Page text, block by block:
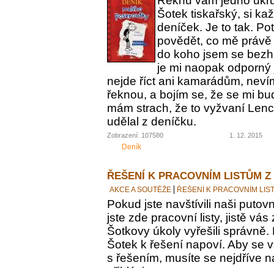
Šotek tiskařský, si
deníček. Je to tak.
povědět, co mě
do koho jsem se
je mi naopak
nejde říct ani kamarádům,
řeknou, a bojím se, že se mi
mám strach, že to vyžvaní
udělal z deníčku.
Zobrazení: 107580 1. 12. 2015
Deník
ŘEŠENÍ K PRACOVNÍM LISTŮM Z
AKCE A SOUTĚŽE ŘEŠENÍ K PRACOVNÍM
Pokud jste navštívili naši
jste zde pracovní listy, jistě vás
Šotkovy úkoly vyřešili
Šotek k řešení napoví. Aby se
s řešením, musíte se nejdříve